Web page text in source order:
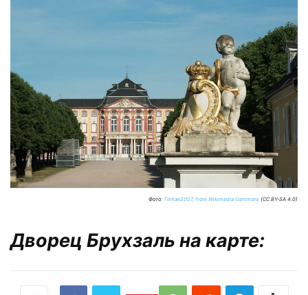
Фото: Tilman2007, from Wikimedia Commons (CC BY-SA 4.0)
Дворец Брухзаль на карте: